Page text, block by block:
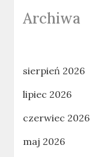
Archiwa
sierpień 2026
lipiec 2026
czerwiec 2026
maj 2026